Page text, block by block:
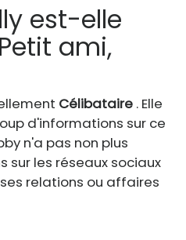
est-elle
ami,
Célibataire . Elle
d'informations sur ce
n'a pas non plus
les réseaux sociaux
relations ou affaires